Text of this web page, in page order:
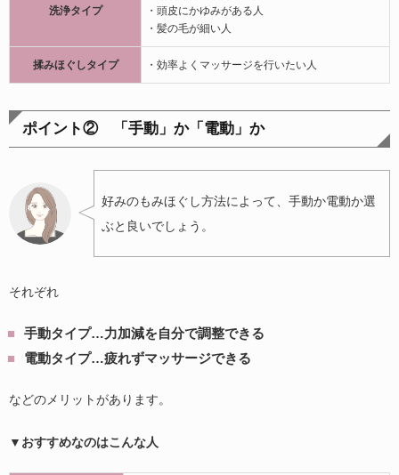
洗浄タイプ
・頭皮にかゆみがある人
・髪の毛が細い人
揉みほぐしタイプ ・効率よくマッサージを行いたい人
ポイント② 「手動」か「電動」か
好みのもみほぐし方法によって、手動か電動か選
ぶと良いでしょう。
それぞれ
手動タイプ…力加減を自分で調整できる
電動タイプ…疲れずマッサージできる
などのメリットがあります。
▼おすすめなのはこんな人